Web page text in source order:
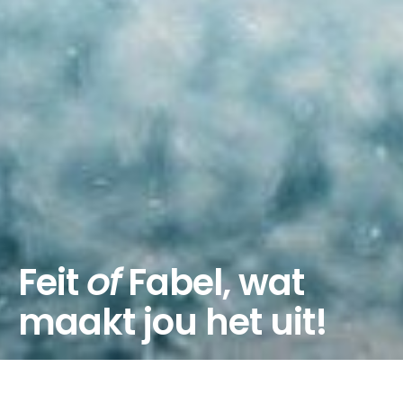
FeitofFabel, wat
maakt jou het uit!